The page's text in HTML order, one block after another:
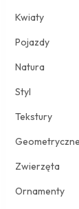
Kwiaty
Pojazdy
Natura
Styl
Tekstury
Geometryczne
Zwierzęta
Ornamenty